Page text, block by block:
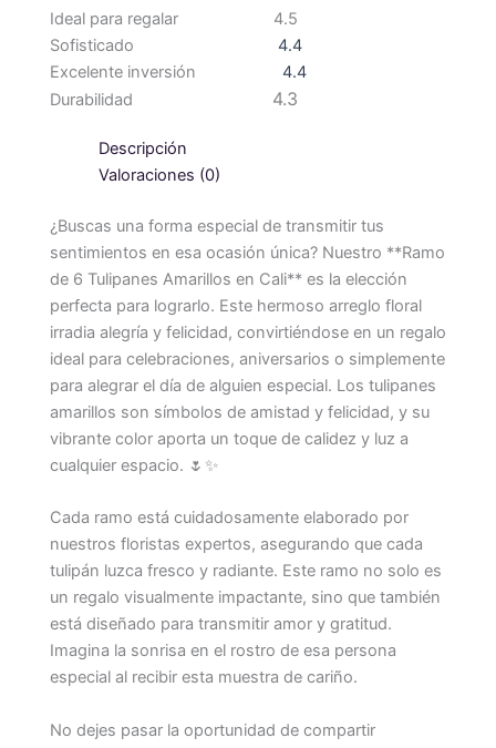
Ideal para regalar
4.5
Sofisticado
4.4
Excelente inversión
4.4
Durabilidad
4.3
Descripción
Valoraciones (0)
¿Buscas una forma especial de transmitir tus
sentimientos en esa ocasión única? Nuestro **Ramo
de 6 Tulipanes Amarillos en Cali** es la elección
perfecta para lograrlo. Este hermoso arreglo floral
irradia alegría y felicidad, convirtiéndose en un regalo
ideal para celebraciones, aniversarios o simplemente
para alegrar el día de alguien especial. Los tulipanes
amarillos son símbolos de amistad y felicidad, y su
vibrante color aporta un toque de calidez y luz a
cualquier espacio. 🌷✨
Cada ramo está cuidadosamente elaborado por
nuestros floristas expertos, asegurando que cada
tulipán luzca fresco y radiante. Este ramo no solo es
un regalo visualmente impactante, sino que también
está diseñado para transmitir amor y gratitud.
Imagina la sonrisa en el rostro de esa persona
especial al recibir esta muestra de cariño.
No dejes pasar la oportunidad de compartir